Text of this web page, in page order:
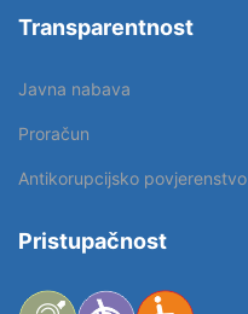
Transparentnost
Javna nabava
Proračun
Antikorupcijsko povjerenstvo
Pristupačnost